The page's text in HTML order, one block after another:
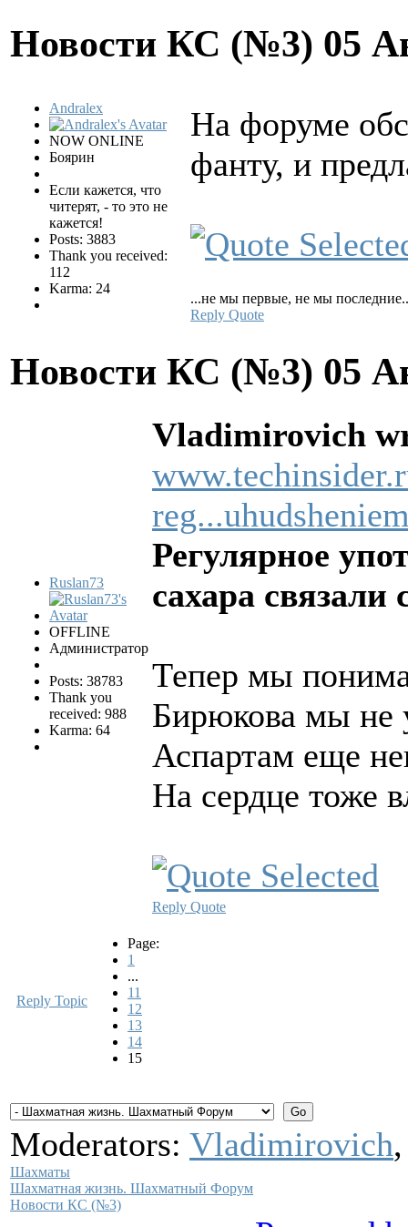
Новости КС (№3) 05
Andralex
NOW ONLINE
Боярин
Если кажется, что
читерят, - то это не
кажется!
Posts: 3883
Thank you received:
112
Karma: 24
На форуме
фанту, и
...не мы первые, не мы
Reply Quote
Новости КС (№3) 05
Ruslan73
OFFLINE
Администратор
Posts: 38783
Thank you
received: 988
Karma: 64
Vladimirovich
Регулярное
сахара
Тепер мы
Бирюкова мы не
Аспартам еще
На сердце тоже
Reply Quote
Reply Topic
Page:
1
...
11
12
13
14
15
Moderators: Vladimirovich
Шахматы
Шахматная жизнь. Шахматный Форум
Новости КС (№3)